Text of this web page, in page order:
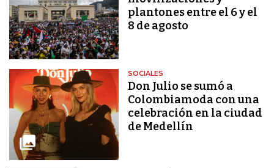
plantones entre el 6 y el
8 de agosto
SOCIALES
Don Julio se sumó a
Colombiamoda con una
celebración en la ciudad
de Medellín